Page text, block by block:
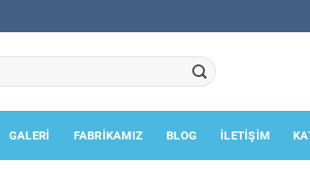
GALERİ FABRİKAMIZ BLOG İLETİŞİM